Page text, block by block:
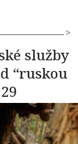
služby
“ruskou